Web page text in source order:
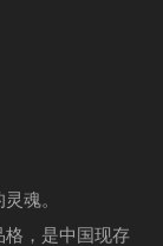
魂。
，是中国现存